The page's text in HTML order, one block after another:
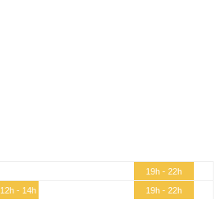
19h - 22h
12h - 14h
19h - 22h